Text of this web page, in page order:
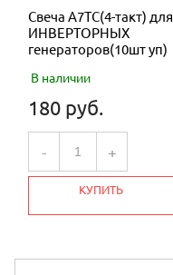
Свеча A7TC(4-такт) для
ИНВЕРТОРНЫХ
генераторов(10шт уп)
В наличии
180 руб.
- +
КУПИТЬ